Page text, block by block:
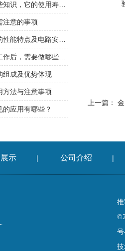
上一篇：
注意的事项
组成及优势体现
方法与注意事项
应用有哪些？
示 | 公司介绍 |
号